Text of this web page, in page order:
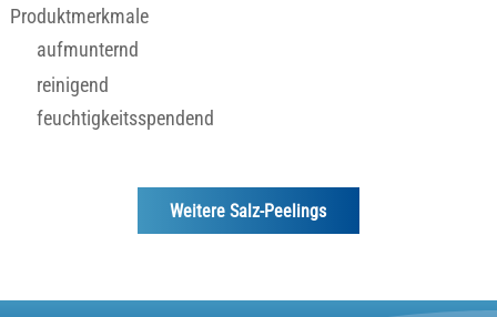
Produktmerkmale
aufmunternd
reinigend
feuchtigkeitsspendend
Weitere Salz-Peelings